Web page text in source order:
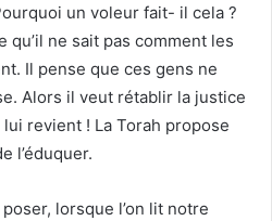
un voleur fait- il cela ?
qu’il ne sait pas comment les
Il pense que ces gens ne
Alors il veut rétablir la justice
revient ! La Torah propose
l’éduquer.
lorsque l’on lit notre